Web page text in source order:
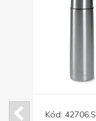
Kód: 42706.S